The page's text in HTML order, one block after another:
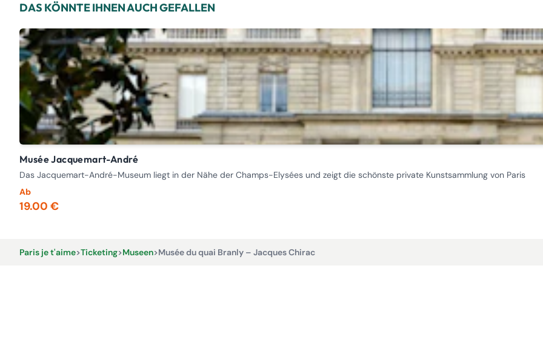
DAS KÖNNTE IHNEN AUCH GEFALLEN
Musée Jacquemart-André
Das Jacquemart-André-Museum liegt in der Nähe der Champs-Elysées und zeigt die schönste private Kunstsammlung von Paris
Ab
19.00 €
Paris je t'aime>Ticketing>Museen>Musée du quai Branly – Jacques Chirac